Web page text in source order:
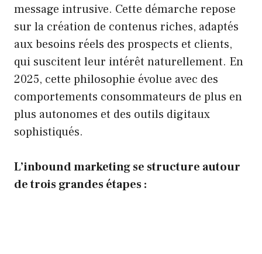
message intrusive. Cette démarche repose
sur la création de contenus riches, adaptés
aux besoins réels des prospects et clients,
qui suscitent leur intérêt naturellement. En
2025, cette philosophie évolue avec des
comportements consommateurs de plus en
plus autonomes et des outils digitaux
sophistiqués.
L’inbound marketing se structure autour
de trois grandes étapes :